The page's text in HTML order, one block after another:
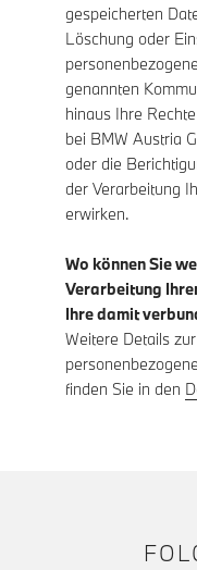
gespeicherten
Löschung oder
genannten
hinaus Ihre
bei BMW Austria
oder die
der Verarbeitung
erwirken.
Wo können Sie
Verarbeitung
Ihre damit
Weitere Details
finden Sie in den